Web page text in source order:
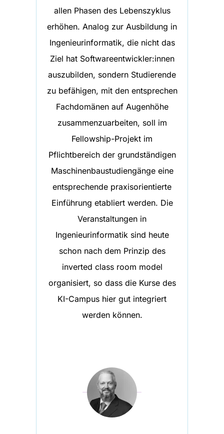
allen Phasen des Lebenszyklus
erhöhen. Analog zur Ausbildung in
Ingenieurinformatik, die nicht das
Ziel hat Softwareentwickler:innen
auszubilden, sondern Studierende
zu befähigen, mit den entsprechen
Fachdomänen auf Augenhöhe
zusammenzuarbeiten, soll im
Fellowship-Projekt im
Pflichtbereich der grundständigen
Maschinenbaustudiengänge eine
entsprechende praxisorientierte
Einführung etabliert werden. Die
Veranstaltungen in
Ingenieurinformatik sind heute
schon nach dem Prinzip des
inverted class room model
organisiert, so dass die Kurse des
KI-Campus hier gut integriert
werden können.